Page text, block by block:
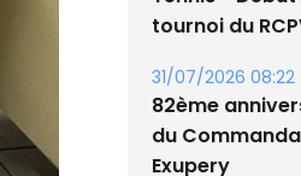
31/07/2026 08:24
tournoi du RCPV
31/07/2026 08:22
82ème